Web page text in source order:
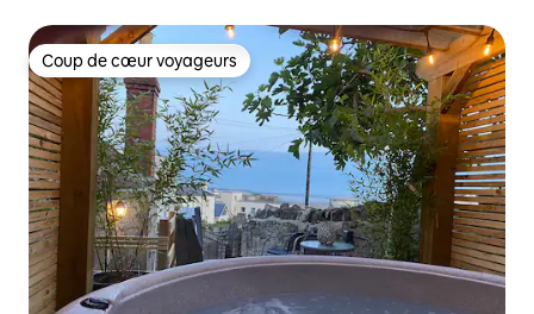
Coup de cœur voyageurs
Coup de cœur voyageurs